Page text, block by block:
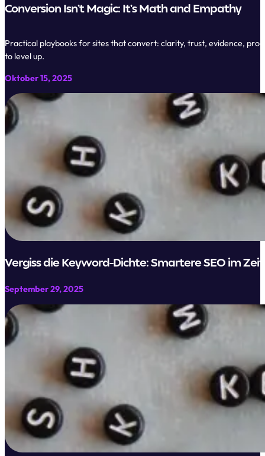
Conversion Isn’t Magic: It’s Math and Empathy
Practical playbooks for sites that convert: clarity, trust, evidence,
to level up.
Oktober 15, 2025
Vergiss die Keyword-Dichte: Smartere SEO im
September 29, 2025